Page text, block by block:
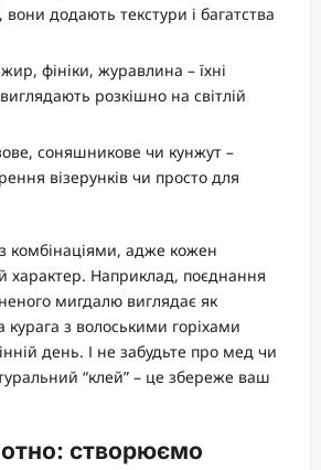
вони додають текстури і багатства
фініки, журавлина – їхні
розкішно на світлій
соняшникове чи кунжут –
візерунків чи просто для
комбінаціями, адже кожен
характер. Наприклад, поєднання
мигдалю виглядає як
з волоськими горіхами
день. І не забудьте про мед чи
“клей” – це збереже ваш
створюємо